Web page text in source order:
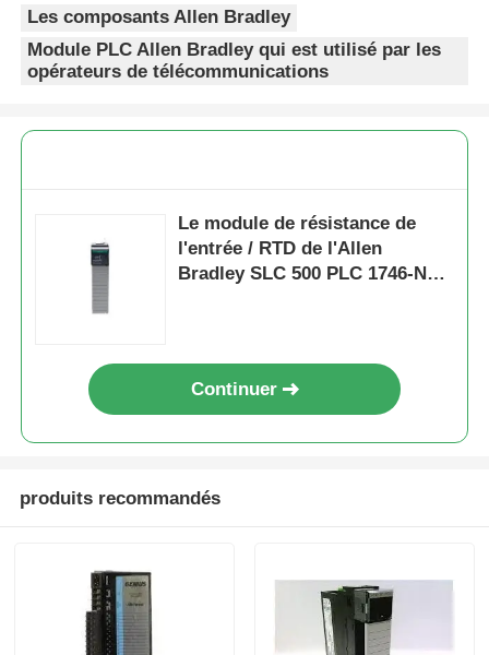
Produits
Visite de l'usine
Contrôle qualité
Contactez-nous
Les composants Allen Bradley
Module PLC Allen Bradley qui est utilisé par les
opérateurs de télécommunications
Le module de résistance de
l'entrée / RTD de l'Allen
Bradley SLC 500 PLC 1746-NR4
Continuer
produits recommandés